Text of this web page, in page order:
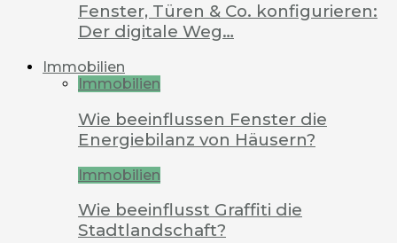
Fenster, Türen & Co. konfigurieren:
Der digitale Weg…
Immobilien
Immobilien
Wie beeinflussen Fenster die
Energiebilanz von Häusern?
Immobilien
Wie beeinflusst Graffiti die
Stadtlandschaft?